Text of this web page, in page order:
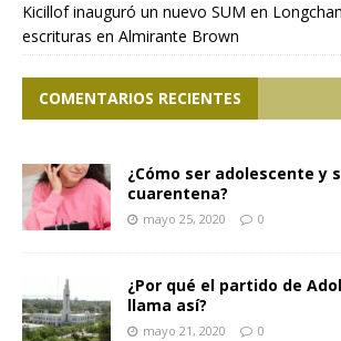
Kicillof inauguró un nuevo SUM en
escrituras en Almirante Brown
COMENTARIOS RECIENTES
¿Cómo ser adolescente y
cuarentena?
mayo 25, 2020 0
¿Por qué el partido de
llama así?
mayo 21, 2020 0